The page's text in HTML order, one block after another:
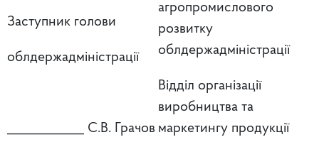
Заступник голови
облдержадміністрації
____________ С.В. Грачов
агропромислового
розвитку
облдержадміністрації
Відділ організації
виробництва та
маркетингу продукції